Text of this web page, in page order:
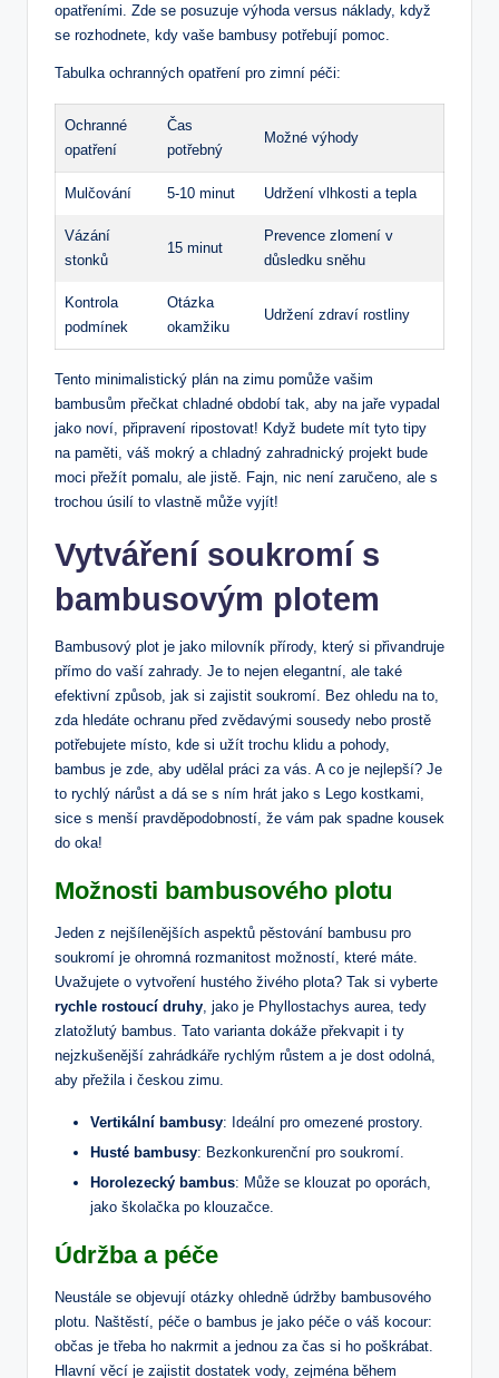
opatřeními. Zde se posuzuje výhoda versus náklady, když
se rozhodnete, kdy vaše bambusy potřebují pomoc.
Tabulka ochranných opatření pro zimní péči:
Ochranné
opatření
Čas
potřebný
Možné výhody
Mulčování 5-10 minut Udržení vlhkosti a tepla
Vázání
stonků
15 minut
Prevence zlomení v
důsledku sněhu
Kontrola
podmínek
Otázka
okamžiku
Udržení zdraví rostliny
Tento minimalistický plán na zimu pomůže vašim
bambusům přečkat chladné období tak, aby na jaře vypadal
jako noví, připravení ripostovat! Když budete mít tyto tipy
na paměti, váš mokrý a chladný zahradnický projekt bude
moci přežít pomalu, ale jistě. Fajn, nic není zaručeno, ale s
trochou úsilí to vlastně může vyjít!
Vytváření soukromí s
bambusovým plotem
Bambusový plot je jako milovník přírody, který si přivandruje
přímo do vaší zahrady. Je to nejen elegantní, ale také
efektivní způsob, jak si zajistit soukromí. Bez ohledu na to,
zda hledáte ochranu před zvědavými sousedy nebo prostě
potřebujete místo, kde si užít trochu klidu a pohody,
bambus je zde, aby udělal práci za vás. A co je nejlepší? Je
to rychlý nárůst a dá se s ním hrát jako s Lego kostkami,
sice s menší pravděpodobností, že vám pak spadne kousek
do oka!
Možnosti bambusového plotu
Jeden z nejšílenějších aspektů pěstování bambusu pro
soukromí je ohromná rozmanitost možností, které máte.
Uvažujete o vytvoření hustého živého plota? Tak si vyberte
rychle rostoucí druhy , jako je Phyllostachys aurea, tedy
zlatožlutý bambus. Tato varianta dokáže překvapit i ty
nejzkušenější zahrádkáře rychlým růstem a je dost odolná,
aby přežila i českou zimu.
Vertikální bambusy: Ideální pro omezené prostory.
Husté bambusy: Bezkonkurenční pro soukromí.
Horolezecký bambus: Může se klouzat po oporách,
jako školačka po klouzačce.
Údržba a péče
Neustále se objevují otázky ohledně údržby bambusového
plotu. Naštěstí, péče o bambus je jako péče o váš kocour:
občas je třeba ho nakrmit a jednou za čas si ho poškrábat.
Hlavní věcí je zajistit dostatek vody, zejména během